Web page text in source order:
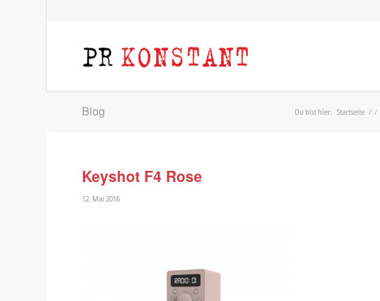
Blog Du bist hier: Startseite / /
Keyshot F4 Rose
12. Mai 2016